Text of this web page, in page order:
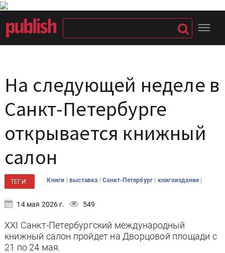
На следующей неделе в
Санкт-Петербурге
открывается книжный
салон
ТЕГИ Книги | выставка |Санкт-Петербург | книгоиздание |
14 мая 2026 г. 549
XXI Санкт-Петербургский международный
книжный салон пройдет на Дворцовой площади с
21 по 24 мая.